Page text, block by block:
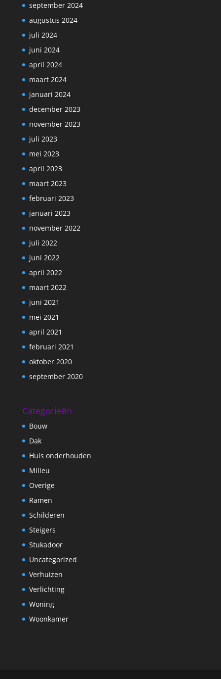
september 2024
augustus 2024
juli 2024
juni 2024
april 2024
maart 2024
januari 2024
december 2023
november 2023
juli 2023
mei 2023
april 2023
maart 2023
februari 2023
januari 2023
november 2022
juli 2022
juni 2022
april 2022
maart 2022
juni 2021
mei 2021
april 2021
februari 2021
oktober 2020
september 2020
Categorieën
Bouw
Dak
Huis onderhouden
Milieu
Overige
Ramen
Schilderen
Steigers
Stukadoor
Uncategorized
Verhuizen
Verlichting
Woning
Woonkamer